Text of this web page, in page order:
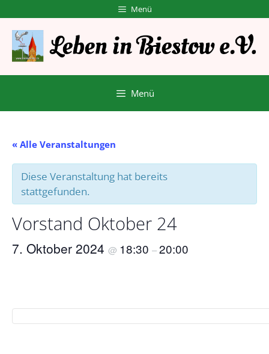
Inhalt
springen
Menü
Menü
« Alle Veranstaltungen
Diese Veranstaltung hat bereits
stattgefunden.
Vorstand Oktober 24
7. Oktober 2024 @ 18:30 –20:00